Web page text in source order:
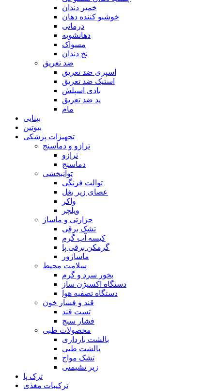
خمیر دندان
خوشبو کننده دهان
درمانی
دهانشویه
مسواک
نخ دندان
ضد تعریق
اسپری ضد تعریق
استیک ضد تعریق
بادی اسپلش
پد ضد تعریق
مام
بینایی
بیوتین
تجهیزات پزشکی
ترازو و دماسنج
ترازو
دماسنج
توانبخشی
توالت فرنگی
عصای زیر بغل
واکر
ویلچر
حرارتی و ماساژ
تشک برقی
کیسه آب گرم
گرمکن برقی پا
ماساژور
سلامت محیط
بخور سرد و گرم
دستگاه اکسیژن ساز
دستگاه تصفیه هوا
قند و فشار خون
تست قند
فشار سنج
محصولات طبی
بالشت بارداری
بالشت طبی
تشک مواج
زیر نشیمنی
ترک پا
ترکیبات مغذی